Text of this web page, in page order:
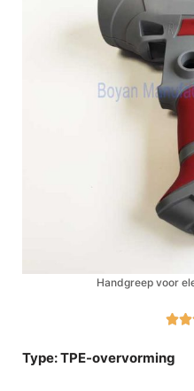
Handgreep voor

Type: TPE-overvorming